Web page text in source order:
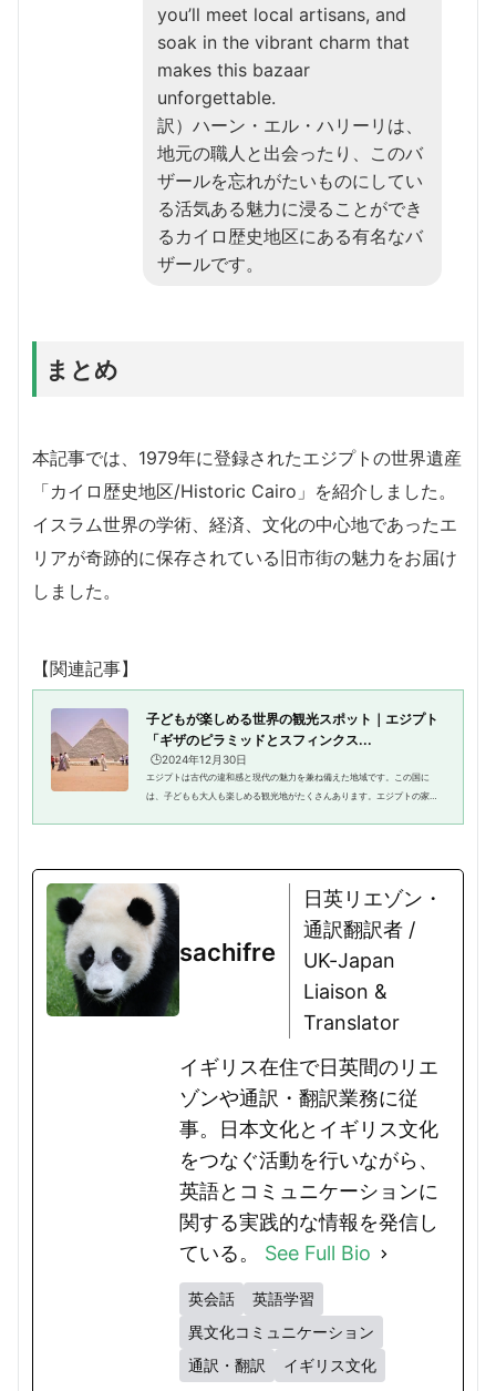
you’ll meet local artisans, and
soak in the vibrant charm that
makes this bazaar
unforgettable.
訳）ハーン・エル・ハリーリは、
地元の職人と出会ったり、このバ
ザールを忘れがたいものにしてい
る活気ある魅力に浸ることができ
るカイロ歴史地区にある有名なバ
ザールです。
まとめ
本記事では、1979年に登録されたエジプトの世界遺産
「カイロ歴史地区/Historic Cairo」を紹介しました。
イスラム世界の学術、経済、文化の中心地であったエ
リアが奇跡的に保存されている旧市街の魅力をお届け
しました。
【関連記事】
子どもが楽しめる世界の観光スポット｜エジプト
「ギザのピラミッドとスフィンクス...
🕒️2024年12月30日
エジプトは古代の違和感と現代の魅力を兼ね備えた地域です。この国に
は、子どもも大人も楽しめる観光地がたくさんあります。エジプトの家族
sachifre
日英リエゾン・
通訳翻訳者 /
UK-Japan
Liaison &
Translator
イギリス在住で日英間のリエ
ゾンや通訳・翻訳業務に従
事。日本文化とイギリス文化
をつなぐ活動を行いながら、
英語とコミュニケーションに
関する実践的な情報を発信し
ている。 See Full Bio
英会話
英語学習
異文化コミュニケーション
通訳・翻訳
イギリス文化